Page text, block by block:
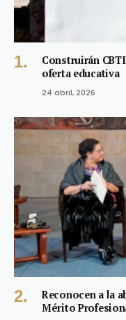
Construirán
oferta educativa
24 abril, 2026
Reconocen a la
Mérito